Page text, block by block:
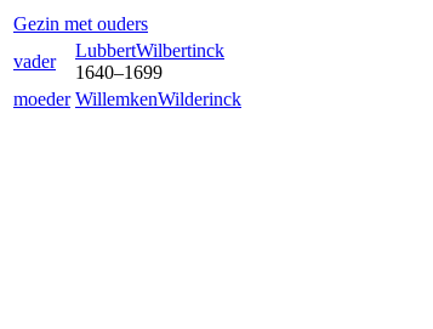
Gezin met ouders
vader
LubbertWilbertinck
1640–1699
moeder WillemkenWilderinck